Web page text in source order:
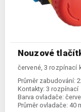
Nouzové
červené, 3 rozpínací
Průměr zabudování:
Kontakty: 3 rozpínací
Barva ovladače:
Průměr ovladače: 40